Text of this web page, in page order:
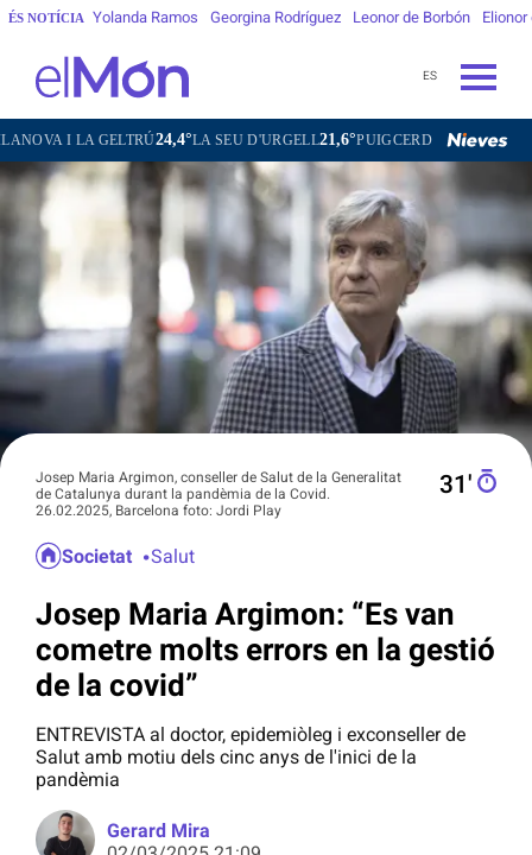
ÉS NOTÍCIA Yolanda Ramos Georgina Rodríguez Leonor de Borbón Elionor
ES
24,4° LA SEU D'URGELL21,6°PUIGCERDÀ16,9°FIGUERES28,0°
Josep Maria Argimon, conseller de Salut de la Generalitat
de Catalunya durant la pandèmia de la Covid.
26.02.2025, Barcelona foto: Jordi Play
31′
Societat Salut
Josep Maria Argimon: “Es van
cometre molts errors en la gestió
de la covid”
ENTREVISTA al doctor, epidemiòleg i exconseller de
Salut amb motiu dels cinc anys de l'inici de la
pandèmia
Gerard Mira